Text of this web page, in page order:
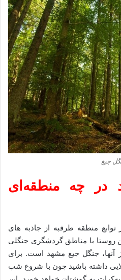
جیغ
در چه منطقه‌ای
منطقه طرقبه از جاذبه های
با مناطق گردشگری جنگلی
آنها، جنگل جیغ مشهد است. برای
داشته باشید چون با شروع شب